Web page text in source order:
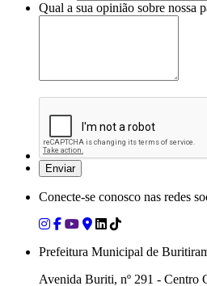
Qual a sua opinião sobre nossa
Conecte-se conosco nas redes
Prefeitura Municipal de
Avenida Buriti, nº 291 - Centro